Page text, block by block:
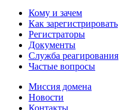
Кому и зачем
Как зарегистрировать
Регистраторы
Документы
Служба реагирования
Частые вопросы
Миссия домена
Новости
Контакты